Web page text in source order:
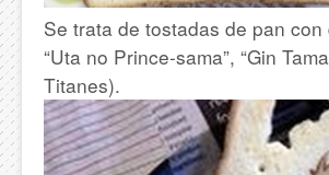
Se trata de tostadas de pan
“Uta no Prince-sama”, “Gin
Titanes).